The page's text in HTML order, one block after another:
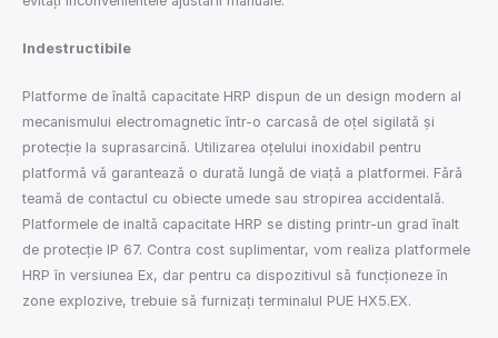
Indestructibile
Platforme de înaltă capacitate HRP dispun de un design modern al
mecanismului electromagnetic într-o carcasă de oțel sigilată și
protecție la suprasarcină. Utilizarea oțelului inoxidabil pentru
platformă vă garantează o durată lungă de viață a platformei. Fără
teamă de contactul cu obiecte umede sau stropirea accidentală.
Platformele de inaltă capacitate HRP se disting printr-un grad înalt
de protecție IP 67. Contra cost suplimentar, vom realiza platformele
HRP în versiunea Ex, dar pentru ca dispozitivul să funcționeze în
zone explozive, trebuie să furnizați terminalul PUE HX5.EX.